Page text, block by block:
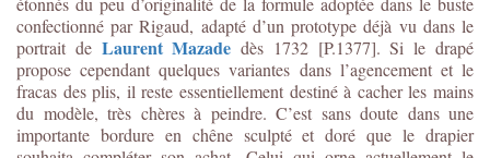
confectionné par Rigaud, adapté d’un prototype déjà vu dans le
portrait de Laurent Mazade dès 1732 [P.1377]. Si le drapé
propose cependant quelques variantes dans l’agencement et le
fracas des plis, il reste essentiellement destiné à cacher les mains
du modèle, très chères à peindre. C’est sans doute dans une
importante bordure en chêne sculpté et doré que le drapier